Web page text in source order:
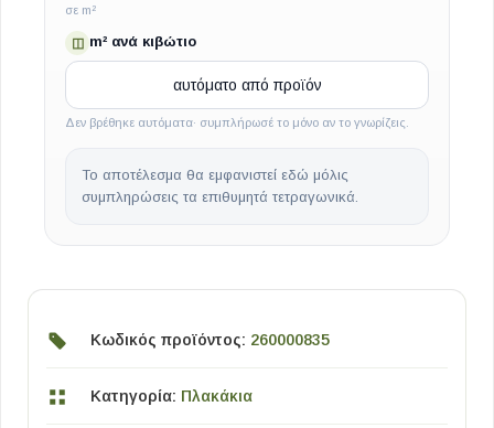
σε m²
◫ m² ανά κιβώτιο
Δεν βρέθηκε αυτόματα· συμπλήρωσέ το μόνο αν το γνωρίζεις.
Το αποτέλεσμα θα εμφανιστεί εδώ μόλις
συμπληρώσεις τα επιθυμητά τετραγωνικά.
Κωδικός προϊόντος: 260000835
Κατηγορία: Πλακάκια